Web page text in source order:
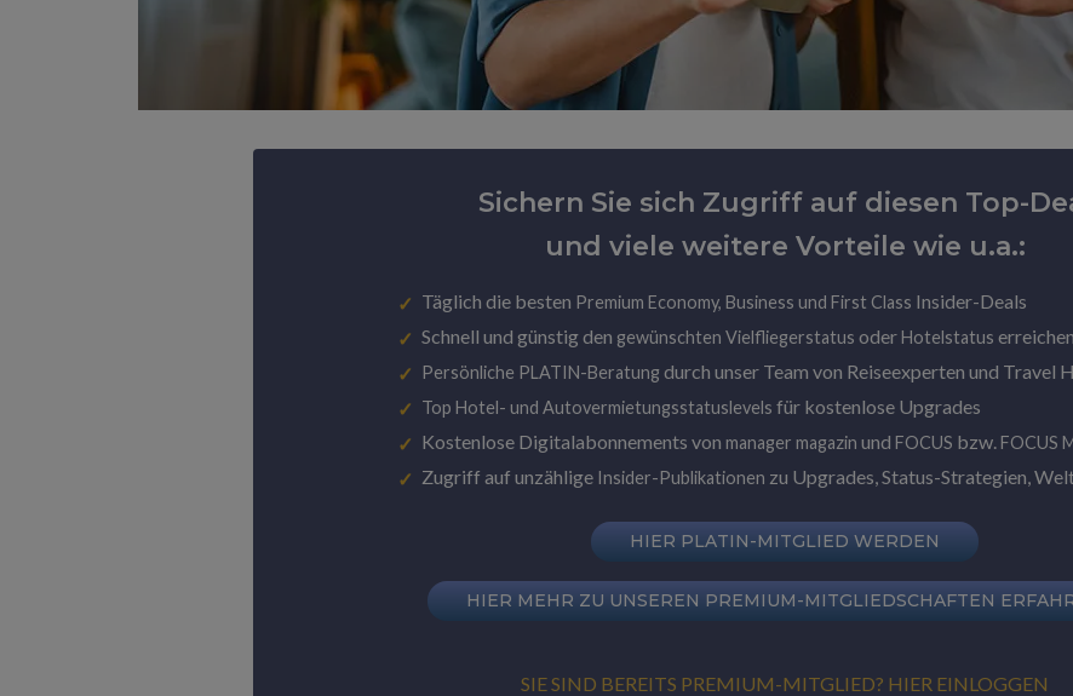
Sichern Sie sich Zugriff auf diesen Top-
und viele weitere Vorteile wie u.a.:
Täglich die besten Premium Economy, Business und First Class Insider-Deals
Schnell und günstig den gewünschten Vielfliegerstatus oder Hotelstatus erreichen
Persönliche PLATIN-Beratung durch unser Team von Reiseexperten und Travel
Top Hotel- und Autovermietungsstatuslevels für kostenlose Upgrades
Kostenlose Digitalabonnements von manager magazin und FOCUS bzw. FOCUS
Zugriff auf unzählige Insider-Publikationen zu Upgrades, Status-Strategien,
HIER PLATIN-MITGLIED WERDEN
HIER MEHR ZU UNSEREN PREMIUM-MITGLIEDSCHAFTEN
SIE SIND BEREITS PREMIUM-MITGLIED? HIER EINLOGGEN